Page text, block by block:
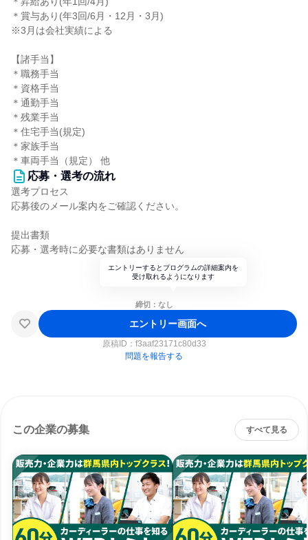
＊賞与あり(年3回/6月・12月・3月)
※3月は会社実績による
【諸手当】
＊職務手当
＊資格手当
＊通勤手当
＊残業手当
＊住宅手当(規定)
＊家族手当
＊車両手当（規定） 他
応募・選考の流れ
選考プロセス
応募後のメール案内をご確認ください。
提出書類
応募・選考時に必要な書類はありません
エントリーするとプログラムの詳細案内を
受け取れるようになります
締切：なし
エントリー画面へ
原稿ID： f3aaf23171c80d33
問題を報告する
この企業の募集 すべて見る